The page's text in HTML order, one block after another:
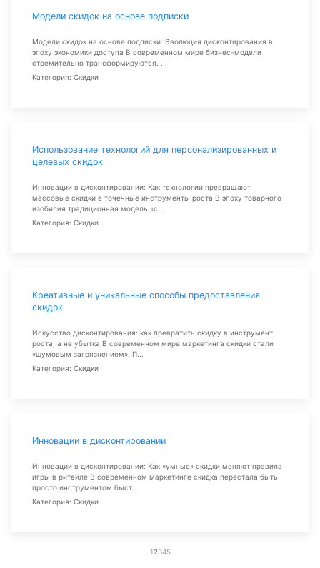
Модели скидок на основе подписки
Модели скидок на основе подписки: Эволюция дисконтирования в
эпоху экономики доступа В современном мире бизнес-модели
стремительно трансформируются. ...
Категория: Скидки
Использование технологий для персонализированных и
целевых скидок
Инновации в дисконтировании: Как технологии превращают
массовые скидки в точечные инструменты роста В эпоху товарного
изобилия традиционная модель «с...
Категория: Скидки
Креативные и уникальные способы предоставления
скидок
Искусство дисконтирования: как превратить скидку в инструмент
роста, а не убытка В современном мире маркетинга скидки стали
«шумовым загрязнением». П...
Категория: Скидки
Инновации в дисконтировании
Инновации в дисконтировании: Как «умные» скидки меняют правила
игры в ритейле В современном маркетинге скидка перестала быть
просто инструментом быст...
Категория: Скидки
12345